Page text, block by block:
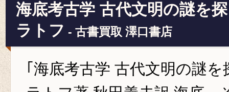
海底考古学 古代文明の謎を
ラトフ - 古書買取 澤口書店
｢海底考古学 古代文明の謎